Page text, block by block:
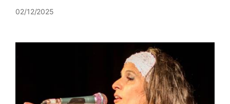
02/12/2025